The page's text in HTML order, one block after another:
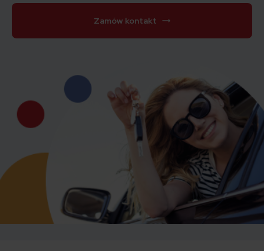
Zamów kontakt